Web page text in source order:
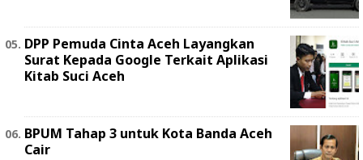
DPP Pemuda Cinta Aceh Layangkan
Surat Kepada Google Terkait Aplikasi
Kitab Suci Aceh
BPUM Tahap 3 untuk Kota Banda Aceh
Cair